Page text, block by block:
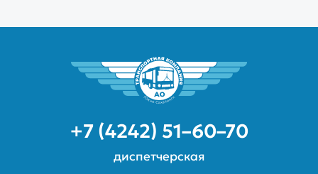
+7 (4242) 51–60–70
диспетчерская